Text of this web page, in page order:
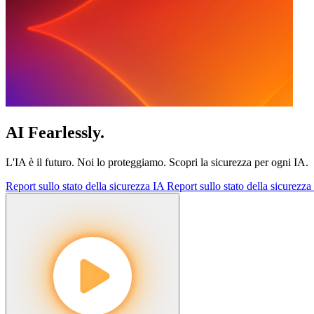
AI Fearlessly.
L'IA è il futuro. Noi lo proteggiamo. Scopri la sicurezza per ogni IA.
Report sullo stato della sicurezza IA Report sullo stato della